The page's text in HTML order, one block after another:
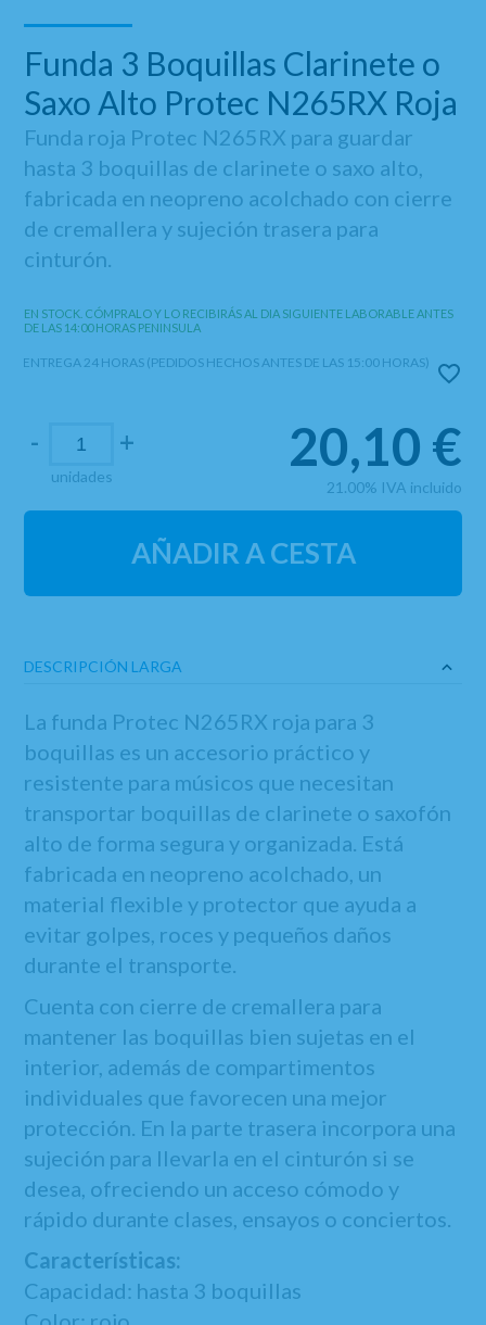
Funda 3 Boquillas Clarinete o
Saxo Alto Protec N265RX Roja
Funda roja Protec N265RX para guardar
hasta 3 boquillas de clarinete o saxo alto,
fabricada en neopreno acolchado con cierre
de cremallera y sujeción trasera para
cinturón.
EN STOCK. CÓMPRALO Y LO RECIBIRÁS AL DIA SIGUIENTE LABORABLE ANTES
DE LAS 14:00 HORAS PENINSULA
ENTREGA 24 HORAS (PEDIDOS HECHOS ANTES DE LAS 15:00 HORAS)
-
unidades
+ 20,10 €
21.00% IVA incluido
AÑADIR A CESTA
DESCRIPCIÓN LARGA
La funda Protec N265RX roja para 3
boquillas es un accesorio práctico y
resistente para músicos que necesitan
transportar boquillas de clarinete o saxofón
alto de forma segura y organizada. Está
fabricada en neopreno acolchado, un
material flexible y protector que ayuda a
evitar golpes, roces y pequeños daños
durante el transporte.
Cuenta con cierre de cremallera para
mantener las boquillas bien sujetas en el
interior, además de compartimentos
individuales que favorecen una mejor
protección. En la parte trasera incorpora una
sujeción para llevarla en el cinturón si se
desea, ofreciendo un acceso cómodo y
rápido durante clases, ensayos o conciertos.
Características:
Capacidad: hasta 3 boquillas